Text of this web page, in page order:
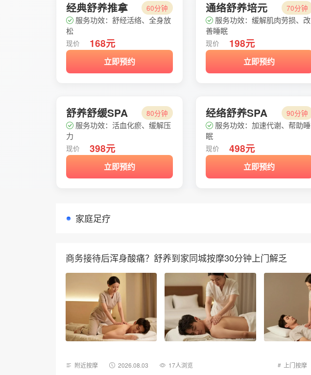
经典舒养推拿 60分钟
服务功效：舒经活络、全身放
松
现价 168元
立即预约
通络舒养培元 70分钟
服务功效：缓解肌肉劳损、改
善睡眠
现价 198元
立即预约
舒养舒缓SPA 80分钟
服务功效：活血化瘀、缓解压
力
现价 398元
立即预约
经络舒养SPA 90分钟
服务功效：加速代谢、帮助睡
眠
现价 498元
立即预约
家庭足疗
商务接待后浑身酸痛？舒养到家同城按摩30分钟上门解乏
附近按摩 2026.08.03 17人浏览 上门按摩